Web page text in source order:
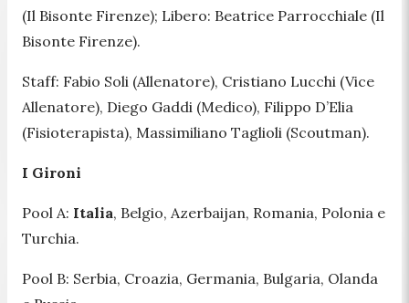
(Il Bisonte Firenze); Libero: Beatrice Parrocchiale (Il
Bisonte Firenze).
Staff: Fabio Soli (Allenatore), Cristiano Lucchi (Vice
Allenatore), Diego Gaddi (Medico), Filippo D’Elia
(Fisioterapista), Massimiliano Taglioli (Scoutman).
I Gironi
Pool A: Italia, Belgio, Azerbaijan, Romania, Polonia e
Turchia.
Pool B: Serbia, Croazia, Germania, Bulgaria, Olanda